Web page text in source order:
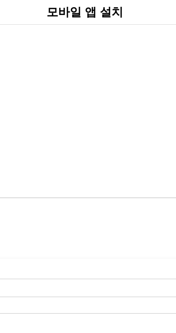
모바일 앱 설치